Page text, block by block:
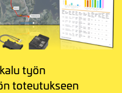
työn
toteutukseen